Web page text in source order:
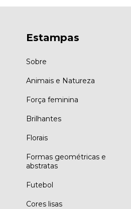
Estampas
Sobre
Animais e Natureza
Força feminina
Brilhantes
Florais
Formas geométricas e
abstratas
Futebol
Cores lisas